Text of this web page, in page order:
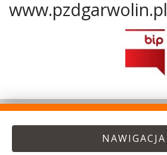
www.pzdgarwolin.pl
NAWIGACJA